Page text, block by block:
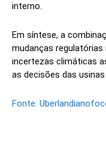
interno.
Em síntese, a
mudanças
incertezas climáticas
as decisões das
Fonte: